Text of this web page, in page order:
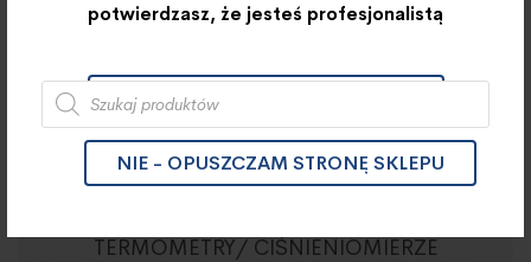
potwierdzasz, że jesteś profesjonalistą
TAK - PRZECHODZĘ DO SKLEPU
NIE - OPUSZCZAM STRONĘ SKLEPU
TERMOMETRY/ CIŚNIENIOMIERZE